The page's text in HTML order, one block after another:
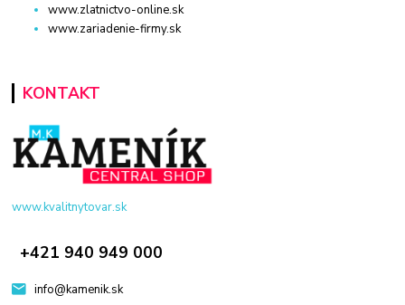
www.zlatnictvo-online.sk
www.zariadenie-firmy.sk
KONTAKT
www.kvalitnytovar.sk
+421 940 949 000
info@kamenik.sk